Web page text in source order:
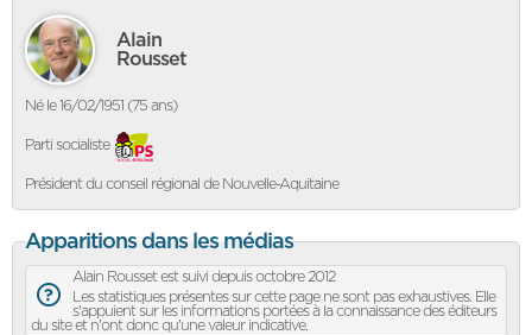
Alain
Rousset
Né le 16/02/1951 (75 ans)
Parti socialiste
Président du conseil régional de Nouvelle-Aquitaine
Apparitions dans les médias
Alain Rousset est suivi depuis octobre 2012
Les statistiques présentes sur cette page ne sont pas exhaustives. Elle
s'appuient sur les informations portées à la connaissance des éditeurs
du site et n'ont donc qu'une valeur indicative.